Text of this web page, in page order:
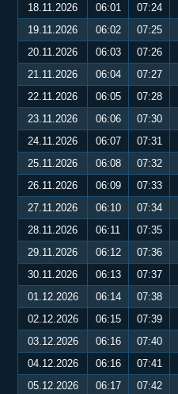
18.11.2026
06:01 07:24
19.11.2026
06:02 07:25
20.11.2026
06:03 07:26
21.11.2026
06:04 07:27
22.11.2026
06:05 07:28
23.11.2026
06:06 07:30
24.11.2026
06:07 07:31
25.11.2026
06:08 07:32
26.11.2026
06:09 07:33
27.11.2026
06:10 07:34
28.11.2026
06:11 07:35
29.11.2026
06:12 07:36
30.11.2026
06:13 07:37
01.12.2026
06:14 07:38
02.12.2026
06:15 07:39
03.12.2026
06:16 07:40
04.12.2026
06:16 07:41
05.12.2026
06:17 07:42